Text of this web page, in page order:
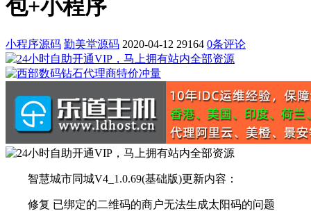
包+小程序
小程序源码 勤美堂源码 2020-04-12 29164 0条评论
智慧城市同城V4_1.0.69(基础版)更新内容：
修复 已绑定的二维码的商户无法生成太阳码的问题